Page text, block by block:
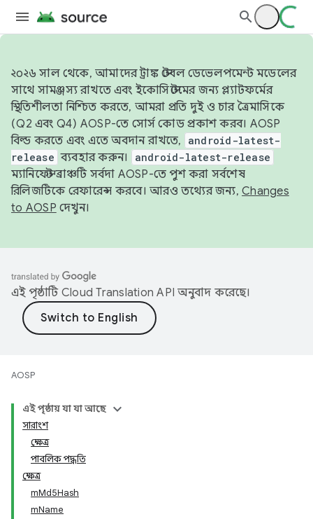
২০২৬ সাল থেকে, আমাদের ট্রাঙ্ক স্টেবল ডেভেলপমেন্ট মডেলের
সাথে সামঞ্জস্য রাখতে এবং ইকোসিস্টেমের জন্য প্ল্যাটফর্মের
স্থিতিশীলতা নিশ্চিত করতে, আমরা প্রতি দুই ও চার ত্রৈমাসিকে
(Q2 এবং Q4) AOSP-তে সোর্স কোড প্রকাশ করব। AOSP
বিল্ড করতে এবং এতে অবদান রাখতে,
android-latest-
release ব্যবহার করুন। android-latest-release
ম্যানিফেস্ট ব্রাঞ্চটি সর্বদা AOSP-তে পুশ করা সর্বশেষ
রিলিজটিকে রেফারেন্স করবে। আরও তথ্যের জন্য, Changes
to AOSP দেখুন।
এই পৃষ্ঠাটি Cloud Translation API অনুবাদ করেছে।
AOSP
এই পৃষ্ঠায় যা যা আছে
সারাংশ
ক্ষেত্র
পাবলিক পদ্ধতি
ক্ষেত্র
mMd5Hash
mName